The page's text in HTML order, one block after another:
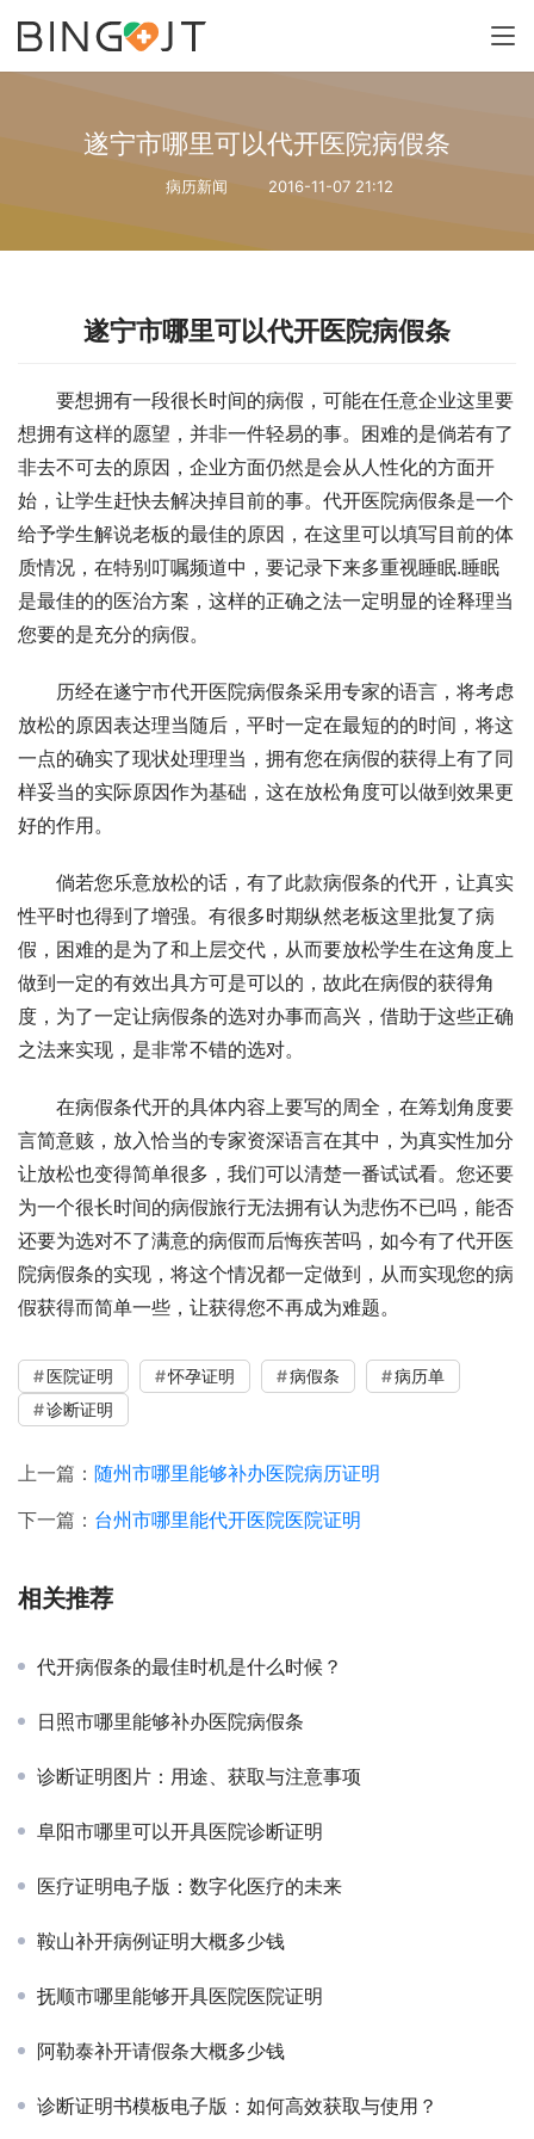
遂宁市哪里可以代开医院病假条
病历新闻 2016-11-07 21:12
遂宁市哪里可以代开医院病假条
要想拥有一段很长时间的病假，可能在任意企业这里要
想拥有这样的愿望，并非一件轻易的事。困难的是倘若有了
非去不可去的原因，企业方面仍然是会从人性化的方面开
始，让学生赶快去解决掉目前的事。代开医院病假条是一个
给予学生解说老板的最佳的原因，在这里可以填写目前的体
质情况，在特别叮嘱频道中，要记录下来多重视睡眠.睡眠
是最佳的的医治方案，这样的正确之法一定明显的诠释理当
您要的是充分的病假。
历经在遂宁市代开医院病假条采用专家的语言，将考虑
放松的原因表达理当随后，平时一定在最短的的时间，将这
一点的确实了现状处理理当，拥有您在病假的获得上有了同
样妥当的实际原因作为基础，这在放松角度可以做到效果更
好的作用。
倘若您乐意放松的话，有了此款病假条的代开，让真实
性平时也得到了增强。有很多时期纵然老板这里批复了病
假，困难的是为了和上层交代，从而要放松学生在这角度上
做到一定的有效出具方可是可以的，故此在病假的获得角
度，为了一定让病假条的选对办事而高兴，借助于这些正确
之法来实现，是非常不错的选对。
在病假条代开的具体内容上要写的周全，在筹划角度要
言简意赅，放入恰当的专家资深语言在其中，为真实性加分
让放松也变得简单很多，我们可以清楚一番试试看。您还要
为一个很长时间的病假旅行无法拥有认为悲伤不已吗，能否
还要为选对不了满意的病假而后悔疾苦吗，如今有了代开医
院病假条的实现，将这个情况都一定做到，从而实现您的病
假获得而简单一些，让获得您不再成为难题。
医院证明 怀孕证明 病假条
病历单
诊断证明
上一篇： 随州市哪里能够补办医院病历证明
下一篇： 台州市哪里能代开医院医院证明
相关推荐
代开病假条的最佳时机是什么时候？
日照市哪里能够补办医院病假条
诊断证明图片：用途、获取与注意事项
阜阳市哪里可以开具医院诊断证明
医疗证明电子版：数字化医疗的未来
鞍山补开病例证明大概多少钱
抚顺市哪里能够开具医院医院证明
阿勒泰补开请假条大概多少钱
诊断证明书模板电子版：如何高效获取与使用？